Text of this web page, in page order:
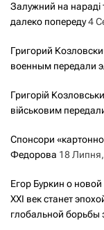
Залужний на нараді
далеко попереду4
Григорий
военным передали
Григорій
військовим
Спонсори
Федорова 18
Егор Буркин о
XXI век станет
глобальной борьбы